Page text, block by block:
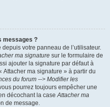
messages ?
votre panneau de l’utilisateur.
ma signature sur le formulaire de
ajouter la signature par défaut à
Attacher ma signature » à partir du
du forum --> Modifier les
pourrez toujours empêcher une
décochant la caseAttacher ma
de message.